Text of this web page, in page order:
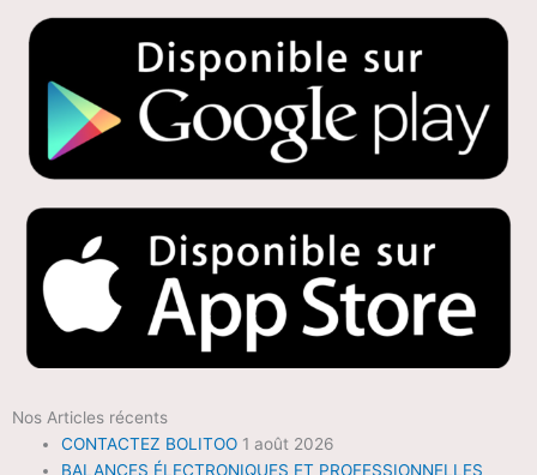
Nos Articles récents
CONTACTEZ BOLITOO 1 août 2026
BALANCES ÉLECTRONIQUES ET PROFESSIONNELLES